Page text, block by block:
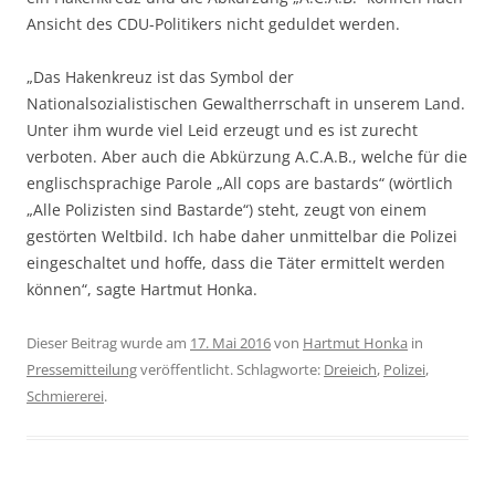
Ansicht des CDU-Politikers nicht geduldet werden.
„Das Hakenkreuz ist das Symbol der
Nationalsozialistischen Gewaltherrschaft in unserem Land.
Unter ihm wurde viel Leid erzeugt und es ist zurecht
verboten. Aber auch die Abkürzung A.C.A.B., welche für die
englischsprachige Parole „All cops are bastards“ (wörtlich
„Alle Polizisten sind Bastarde“) steht, zeugt von einem
gestörten Weltbild. Ich habe daher unmittelbar die Polizei
eingeschaltet und hoffe, dass die Täter ermittelt werden
können“, sagte Hartmut Honka.
Dieser Beitrag wurde am 17. Mai 2016von Hartmut Honka in
Pressemitteilungveröffentlicht. Schlagworte: Dreieich, Polizei,
Schmiererei.